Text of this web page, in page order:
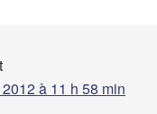
à 11 h 58 min